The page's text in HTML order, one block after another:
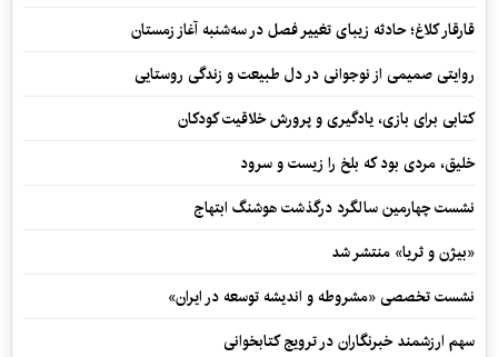
قارقار کلاغ؛ حادثه زیبای تغییر فصل در سه‌شنبه آغاز زمستان
روایتی صمیمی از نوجوانی در دل طبیعت و زندگی روستایی
کتابی برای بازی، یادگیری و پرورش خلاقیت کودکان
خلیق، مردی بود که بلخ را زیست و سرود
نشست چهارمین سالگرد درگذشت هوشنگ ابتهاج
«بیژن و ثریا» منتشر شد
نشست تخصصی «مشروطه و اندیشه توسعه در ایران»
سهم ارزشمند خبرنگاران در ترویج کتابخوانی